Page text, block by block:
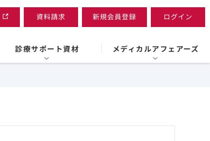
資料請求 新規会員登録 ログイン
診療サポート資材 メディカルアフェアーズ